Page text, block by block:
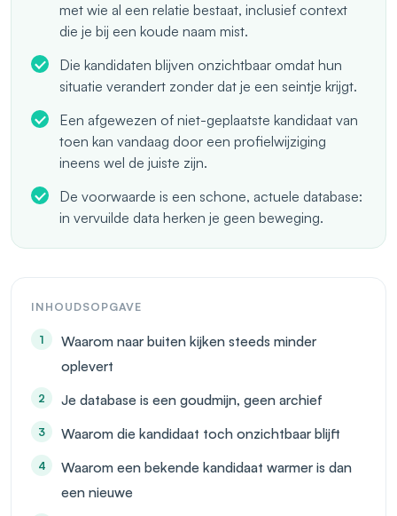
met wie al een relatie bestaat, inclusief context
die je bij een koude naam mist.
Die kandidaten blijven onzichtbaar omdat hun
situatie verandert zonder dat je een seintje krijgt.
Een afgewezen of niet-geplaatste kandidaat van
toen kan vandaag door een profielwijziging
ineens wel de juiste zijn.
De voorwaarde is een schone, actuele database:
in vervuilde data herken je geen beweging.
INHOUDSOPGAVE
Waarom naar buiten kijken steeds minder
oplevert
Je database is een goudmijn, geen archief
Waarom die kandidaat toch onzichtbaar blijft
Waarom een bekende kandidaat warmer is dan
een nieuwe